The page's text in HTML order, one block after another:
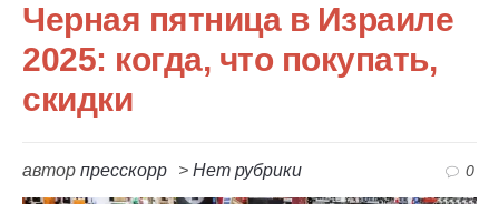
Черная пятница в Израиле
2025: когда, что покупать,
скидки
автор пресскорр > Нет рубрики 0